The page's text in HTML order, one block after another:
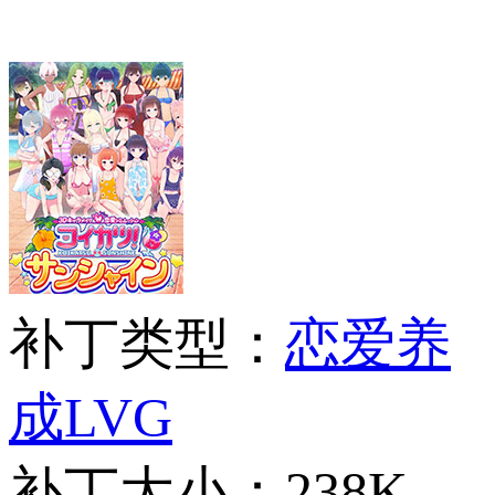
补丁类型： 恋爱养
成LVG